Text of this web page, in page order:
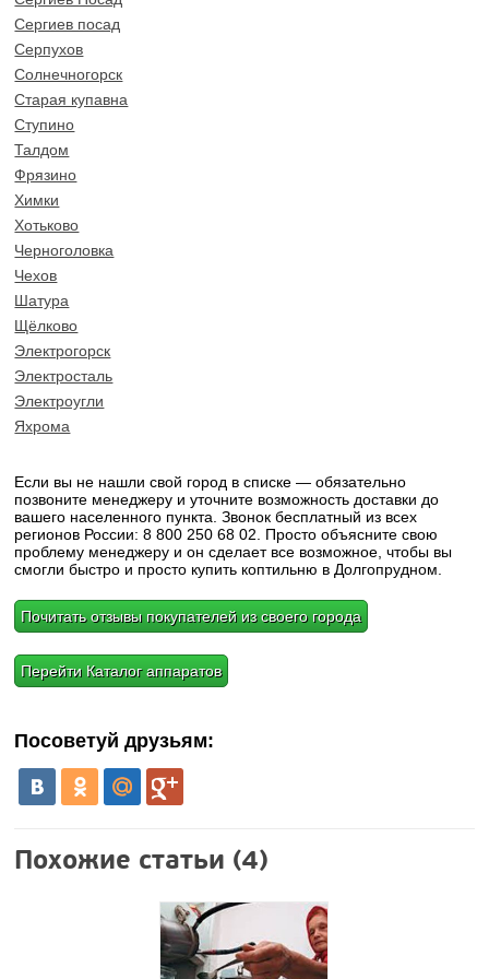
Сергиев посад
Серпухов
Солнечногорск
Старая купавна
Ступино
Талдом
Фрязино
Химки
Хотьково
Черноголовка
Чехов
Шатура
Щёлково
Электрогорск
Электросталь
Электроугли
Яхрома
Если вы не нашли свой город в списке — обязательно
позвоните менеджеру и уточните возможность доставки до
вашего населенного пункта. Звонок бесплатный из всех
регионов России: 8 800 250 68 02. Просто объясните свою
проблему менеджеру и он сделает все возможное, чтобы вы
смогли быстро и просто купить коптильню в Долгопрудном.
Почитать отзывы покупателей из своего города
Перейти Каталог аппаратов
Посоветуй друзьям:
Похожие статьи (4)